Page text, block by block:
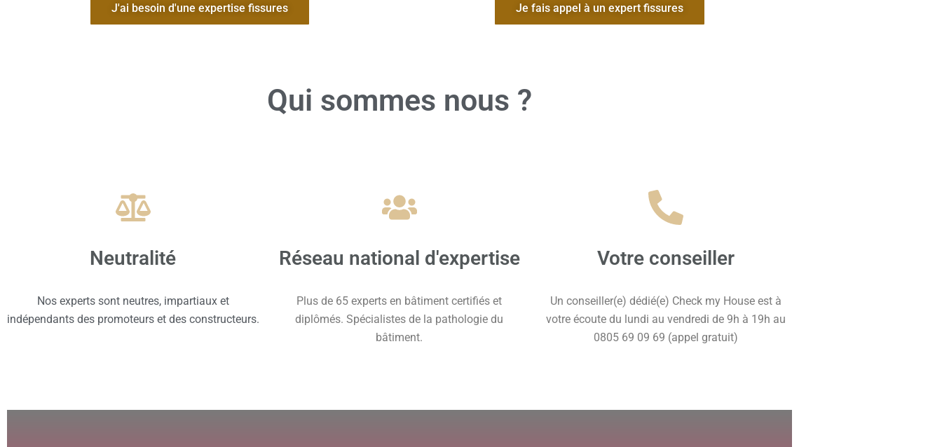
J'ai besoin d'une expertise fissures Je fais appel à un expert fissures
Qui sommes nous ?
Neutralité
Nos experts sont neutres, impartiaux et
indépendants des promoteurs et des constructeurs.
Réseau national d'expertise
Plus de 65 experts en bâtiment certifiés et
diplômés. Spécialistes de la pathologie du
bâtiment.
Votre conseiller
Un conseiller(e) dédié(e) Check my House est à
votre écoute du lundi au vendredi de 9h à 19h au
0805 69 09 69 (appel gratuit)